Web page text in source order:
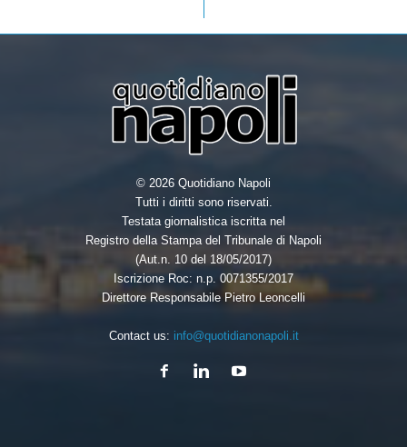
k
n
© 2026 Quotidiano Napoli
Tutti i diritti sono riservati.
Testata giornalistica iscritta nel
Registro della Stampa del Tribunale di Napoli
(Aut.n. 10 del 18/05/2017)
Iscrizione Roc: n.p. 0071355/2017
Direttore Responsabile Pietro Leoncelli
Contact us: info@quotidianonapoli.it